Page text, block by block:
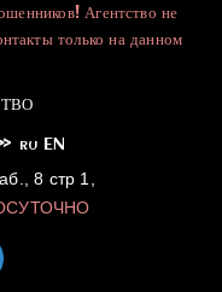
Агентство не
только на данном
RU EN
8 стр 1,